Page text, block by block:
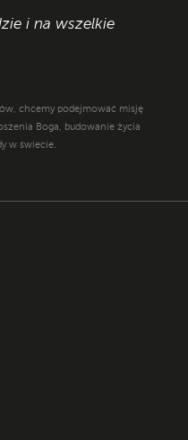
i na wszelkie
chcemy podejmować misję
Boga, budowanie życia
w świecie.